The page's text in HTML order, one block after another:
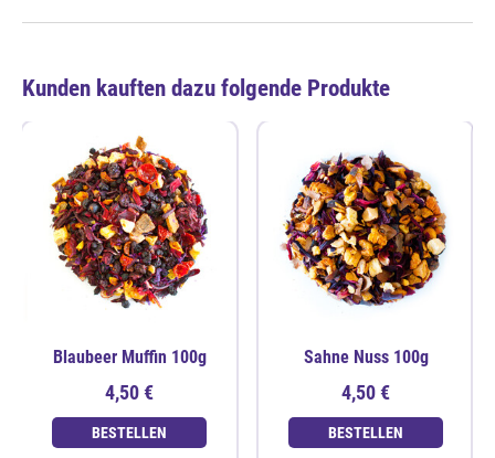
Kunden kauften dazu folgende Produkte
Blaubeer Muffin 100g
4,50 €
BESTELLEN
Sahne Nuss 100g
4,50 €
BESTELLEN